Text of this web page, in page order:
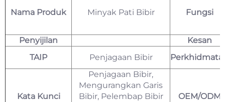
Nama Produk Minyak Pati Bibir Fungsi
Penyijilan
Kesan
TAIP
Penjagaan Bibir
Kata Kunci
Penjagaan Bibir,
Mengurangkan Garis
Bibir, Pelembap Bibir
OEM/ODM